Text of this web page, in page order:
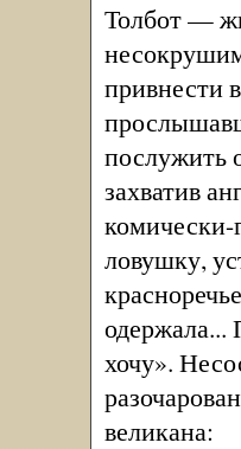
Толбот —
привнести
послужить
захватив
комически-
ловушку,
одержала...
хочу».
великана: